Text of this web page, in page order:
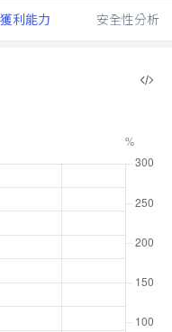
獲利能力 安全性分析